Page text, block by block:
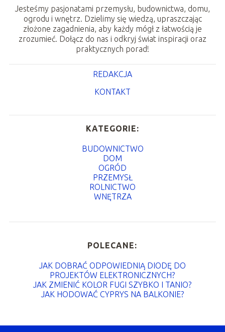
Jesteśmy pasjonatami przemysłu, budownictwa, domu,
ogrodu i wnętrz. Dzielimy się wiedzą, upraszczając
złożone zagadnienia, aby każdy mógł z łatwością je
zrozumieć. Dołącz do nas i odkryj świat inspiracji oraz
praktycznych porad!
REDAKCJA
KONTAKT
KATEGORIE:
BUDOWNICTWO
DOM
OGRÓD
PRZEMYSŁ
ROLNICTWO
WNĘTRZA
POLECANE:
JAK DOBRAĆ ODPOWIEDNIĄ DIODĘ DO
PROJEKTÓW ELEKTRONICZNYCH?
JAK ZMIENIĆ KOLOR FUGI SZYBKO I TANIO?
JAK HODOWAĆ CYPRYS NA BALKONIE?